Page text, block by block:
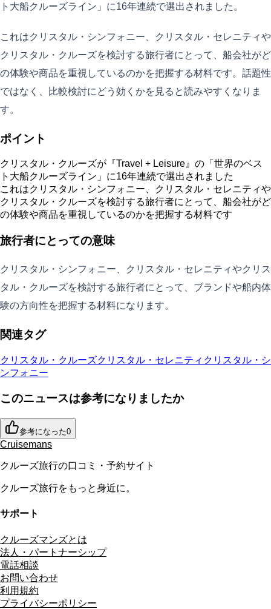
ト大船クルーズライン」に16年連続で選出されました。
これはクリスタル・シンフォニー、クリスタル・セレニティや
クリスタル・クルーズを検討する旅行者にとって、船会社がど
の体験や商品を重視しているのかを把握する材料です。話題性
ではなく、比較検討にどう効くかを見ると読みやすくなりま
す。
ポイント
クリスタル・クルーズが『Travel + Leisure』の「世界のベス
ト大船クルーズライン」に16年連続で選出されました
これはクリスタル・シンフォニー、クリスタル・セレニティや
クリスタル・クルーズを検討する旅行者にとって、船会社がど
の体験や商品を重視しているのかを把握する材料です
旅行者にとっての意味
クリスタル・シンフォニー、クリスタル・セレニティやクリス
タル・クルーズを検討する旅行者にとって、ブランドや船内体
験の方向性を把握する材料になります。
関連タグ
クリスタル・クルーズクリスタル・セレニティ クリスタル・シ
ンフォニー
このニュースは参考になりましたか
参考になった0
Cruisemans
クルーズ旅行の口コミ・予約サイト
クルーズ旅行をもっと身近に。
サポート
クルーズマンズとは
法人・パートナーシップ
電話相談
お問い合わせ
利用規約
プライバシーポリシー